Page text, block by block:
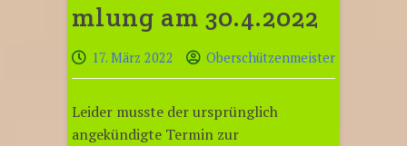
mlung am 30.4.2022
17. März 2022 Oberschützenmeister
Leider musste der ursprünglich
angekündigte Termin zur